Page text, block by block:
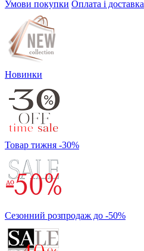
Умови покупки Оплата і доставка
Новинки
Товар тижня -30%
Сезонний розпродаж до -50%